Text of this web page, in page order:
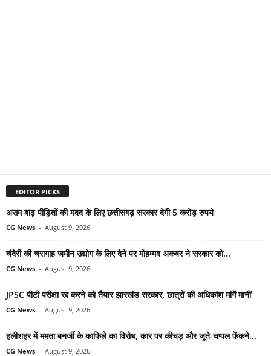
EDITOR PICKS
असम बाढ़ पीड़ितों की मदद के लिए छत्तीसगढ़ सरकार देगी 5 करोड़ रुपये
CG News - August 9, 2026
चंदेरी की चरागाह जमीन उद्योग के लिए देने पर मोहम्मद अकबर ने सरकार को...
CG News - August 9, 2026
JPSC पीटी परीक्षा रद्द करने को तैयार झारखंड सरकार, छात्रों की अधिकांश मांगें मानीं
CG News - August 9, 2026
हलीशहर में ममता बनर्जी के काफिले का विरोध, कार पर कीचड़ और जूते-चप्पल फेंकने...
CG News - August 9, 2026